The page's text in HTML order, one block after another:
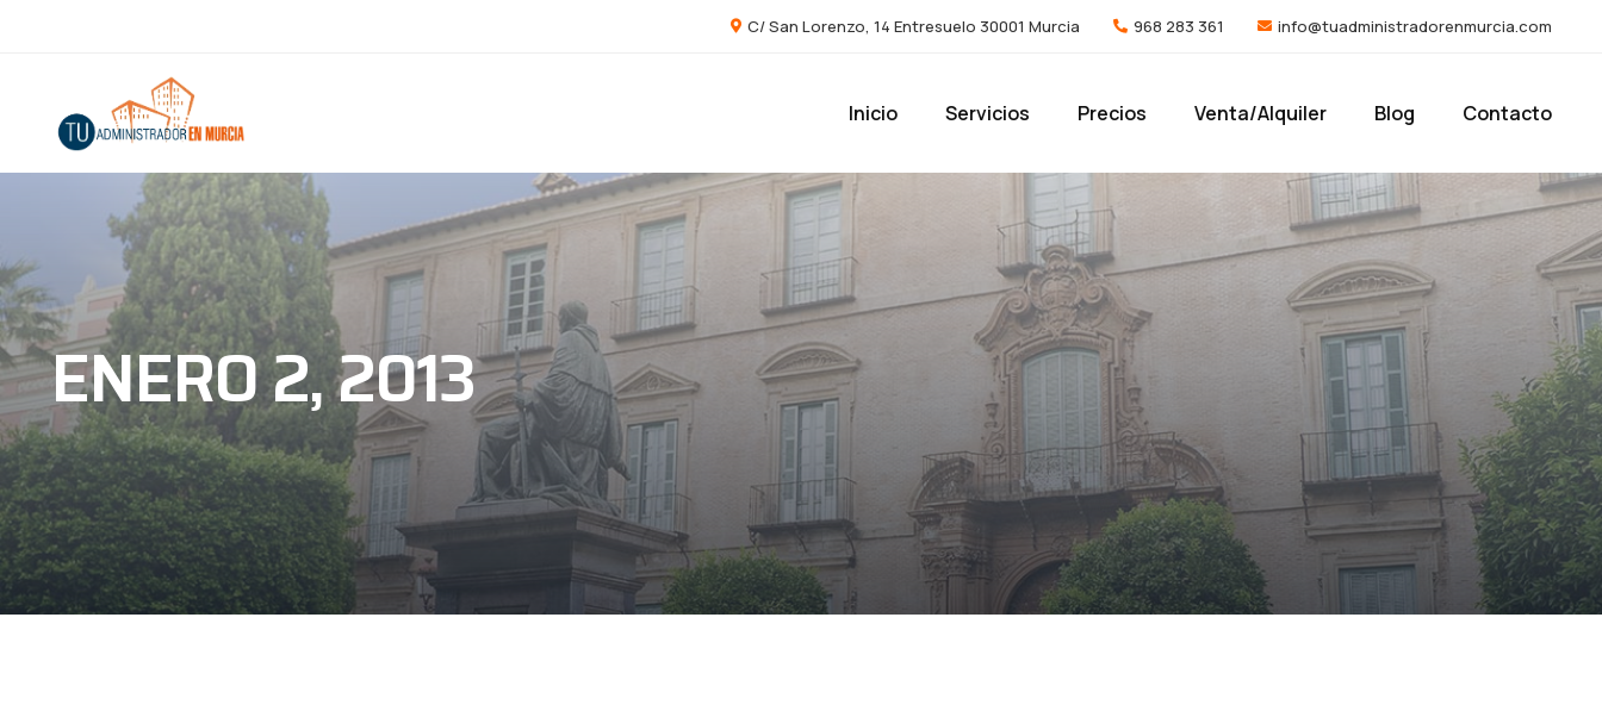
C/ San Lorenzo, 14 Entresuelo 30001 Murcia 968 283 361 info@tuadministradorenmurcia.com
Inicio Servicios Precios Venta/Alquiler Blog Contacto
ENERO 2, 2013